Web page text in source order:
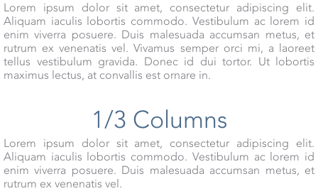
Lorem ipsum dolor sit amet, consectetur adipiscing elit.
Aliquam iaculis lobortis commodo. Vestibulum ac lorem id
enim viverra posuere. Duis malesuada accumsan metus, et
rutrum ex venenatis vel. Vivamus semper orci mi, a laoreet
tellus vestibulum gravida. Donec id dui tortor. Ut lobortis
maximus lectus, at convallis est ornare in.
1/3 Columns
Lorem ipsum dolor sit amet, consectetur adipiscing elit.
Aliquam iaculis lobortis commodo. Vestibulum ac lorem id
enim viverra posuere. Duis malesuada accumsan metus, et
rutrum ex venenatis vel.